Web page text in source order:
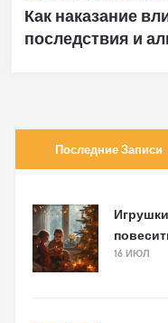
Как наказание
последствия и
Последние Записи
16 ИЮЛ